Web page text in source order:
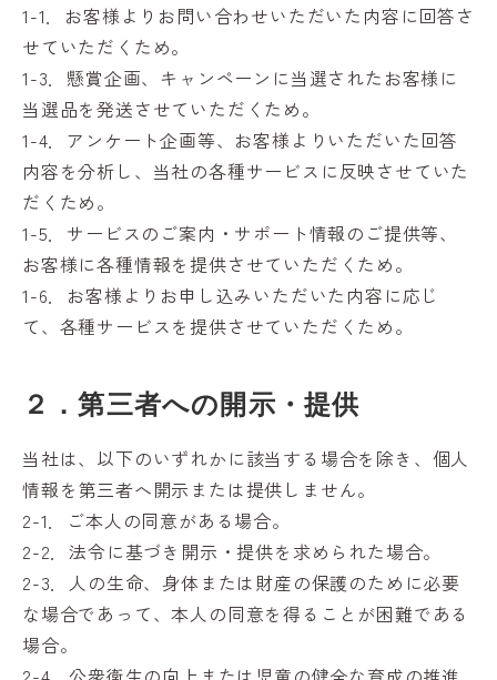
1-1．お客様よりお問い合わせいただいた内容に回答さ
せていただくため。
1-3．懸賞企画、キャンペーンに当選されたお客様に
当選品を発送させていただくため。
1-4．アンケート企画等、お客様よりいただいた回答
内容を分析し、当社の各種サービスに反映させていた
だくため。
1-5．サービスのご案内・サポート情報のご提供等、
お客様に各種情報を提供させていただくため。
1-6．お客様よりお申し込みいただいた内容に応じ
て、各種サービスを提供させていただくため。
２．第三者への開示・提供
当社は、以下のいずれかに該当する場合を除き、個人
情報を第三者へ開示または提供しません。
2-1．ご本人の同意がある場合。
2-2．法令に基づき開示・提供を求められた場合。
2-3．人の生命、身体または財産の保護のために必要
な場合であって、本人の同意を得ることが困難である
場合。